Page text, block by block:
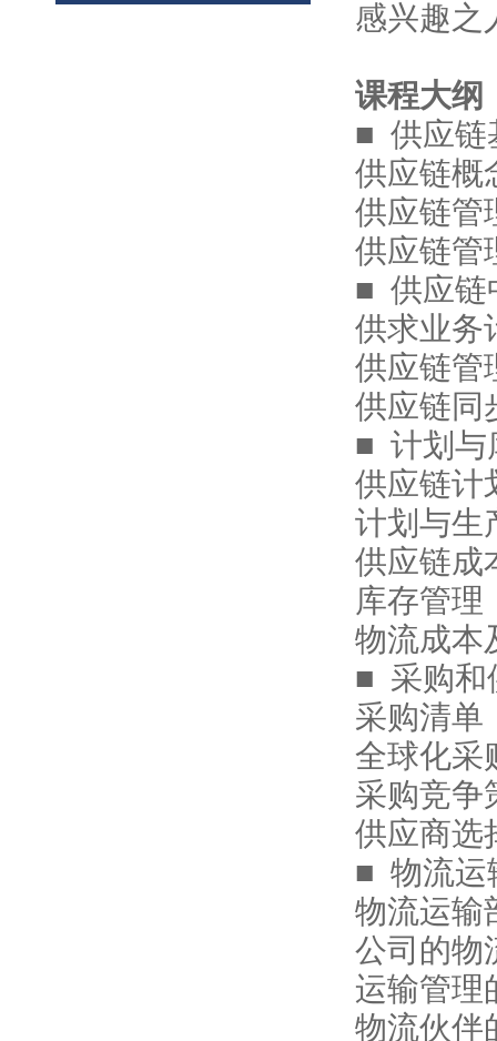
感兴趣之
课程大纲
■ 供应链
供应链概
供应链管
供应链管
■ 供应链
供求业务
供应链管
供应链同
■ 计划与
供应链计
计划与生
供应链成
库存管理
物流成本
■ 采购和
采购清单
全球化采
采购竞争
供应商选
■ 物流运
物流运输
公司的物
运输管理
物流伙伴